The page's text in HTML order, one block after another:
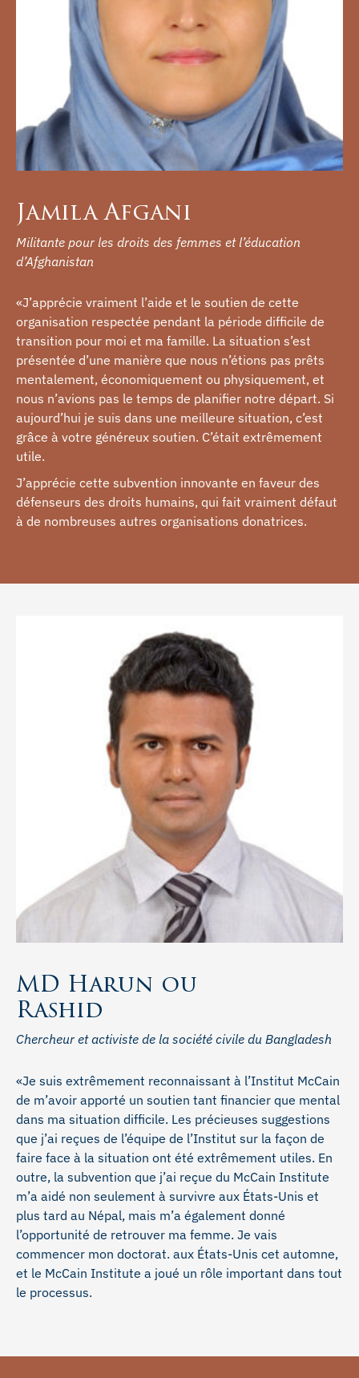
Jamila Afgani
Militante pour les droits des femmes et l’éducation
d’Afghanistan
«J’apprécie vraiment l’aide et le soutien de cette
organisation respectée pendant la période difficile de
transition pour moi et ma famille. La situation s’est
présentée d’une manière que nous n’étions pas prêts
mentalement, économiquement ou physiquement, et
nous n’avions pas le temps de planifier notre départ. Si
aujourd’hui je suis dans une meilleure situation, c’est
grâce à votre généreux soutien. C’était extrêmement
utile.
J’apprécie cette subvention innovante en faveur des
défenseurs des droits humains, qui fait vraiment défaut
à de nombreuses autres organisations donatrices.
MD Harun ou
Rashid
Chercheur et activiste de la société civile du Bangladesh
«Je suis extrêmement reconnaissant à l’Institut McCain
de m’avoir apporté un soutien tant financier que mental
dans ma situation difficile. Les précieuses suggestions
que j’ai reçues de l’équipe de l’Institut sur la façon de
faire face à la situation ont été extrêmement utiles. En
outre, la subvention que j’ai reçue du McCain Institute
m’a aidé non seulement à survivre aux États-Unis et
plus tard au Népal, mais m’a également donné
l’opportunité de retrouver ma femme. Je vais
commencer mon doctorat. aux États-Unis cet automne,
et le McCain Institute a joué un rôle important dans tout
le processus.